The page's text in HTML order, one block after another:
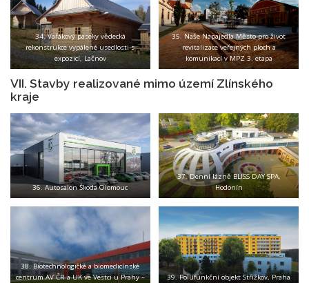
34. Vařákový paseky vědecká
rekonstrukce vypálené usedlosti s
expozicí, Lačnov
35. Naše Napajedla Město pro život
revitalizace veřejných ploch a
komunikací v MPZ 3. etapa
VII. Stavby realizované mimo území Zlínského
kraje
36. Autosalon Škoda Olomouc
37. Denní lázně BLISS DAY SPA,
Hodonín
38. Biotechnologické a biomedicínské
centrum AV ČR a UK ve Vestci u Prahy –
39. Polufunkční objekt Střížkov, Praha